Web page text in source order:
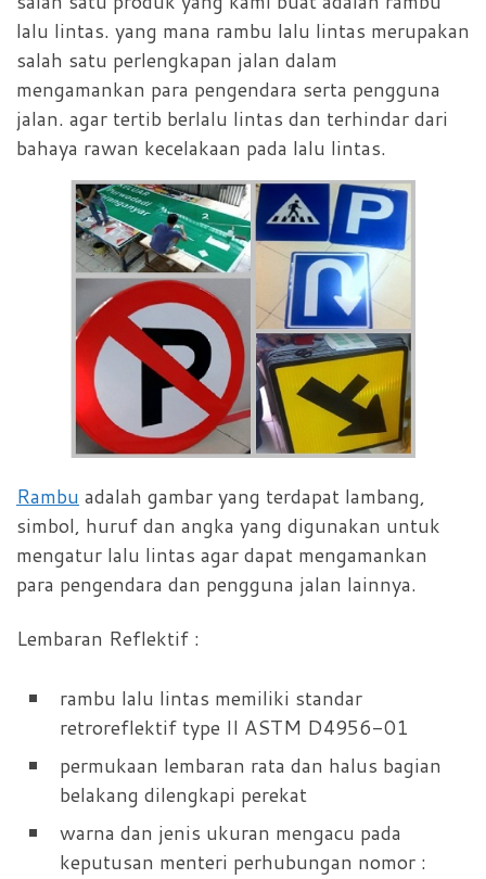
lalu lintas. yang mana rambu lalu lintas merupakan
salah satu perlengkapan jalan dalam
mengamankan para pengendara serta pengguna
jalan. agar tertib berlalu lintas dan terhindar dari
bahaya rawan kecelakaan pada lalu lintas.
Rambu adalah gambar yang terdapat lambang,
simbol, huruf dan angka yang digunakan untuk
mengatur lalu lintas agar dapat mengamankan
para pengendara dan pengguna jalan lainnya.
Lembaran Reflektif :
rambu lalu lintas memiliki standar
retroreflektif type II ASTM D4956-01
permukaan lembaran rata dan halus bagian
belakang dilengkapi perekat
warna dan jenis ukuran mengacu pada
keputusan menteri perhubungan nomor :